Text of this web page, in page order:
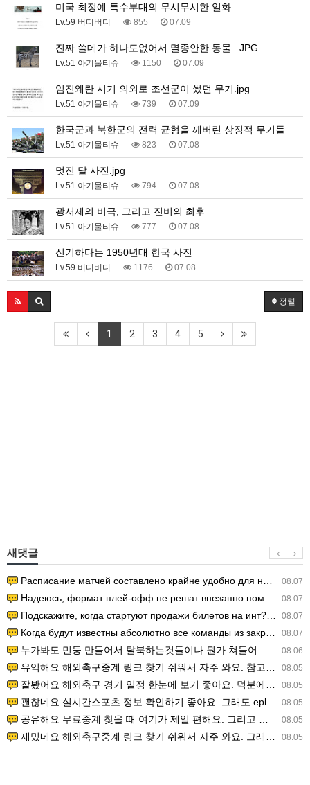
미국 최정예 특수부대의 무시무시한 일화
Lv.59 버디버디 855 07.09
진짜 쓸데가 하나도없어서 멸종안한 동물...JPG
Lv.51 아기물티슈 1150 07.09
임진왜란 시기 의외로 조선군이 썼던 무기.jpg
Lv.51 아기물티슈 739 07.09
한국군과 북한군의 전력 균형을 깨버린 상징적 무기들
Lv.51 아기물티슈 823 07.08
멋진 달 사진.jpg
Lv.51 아기물티슈 794 07.08
광서제의 비극, 그리고 진비의 최후
Lv.51 아기물티슈 777 07.08
신기하다는 1950년대 한국 사진
Lv.59 버디버디 1176 07.08
정렬
1 2 3 4 5
새댓글
08.07
Расписание матчей составлено крайне удобно для нашего часово…
08.07
Надеюсь, формат плей-офф не решат внезапно поменять. https:/…
08.07
Подскажите, когда стартуют продажи билетов на инт? https://g…
08.07
Когда будут известны абсолютно все команды из закрытых квали…
08.06
누가봐도 민둥 만들어서 탈북하는것들이나 뭔가 쳐들어오는 낌새를 미리 알아차리기 위함이지 저걸 전쟁준비라고 하…
08.05
유익해요 해외축구중계 링크 찾기 쉬워서 자주 와요. 참고로 무료스포츠중계 정보 확인할 때 출처 꼭 체크해요.…
08.05
잘봤어요 해외축구 경기 일정 한눈에 보기 좋아요. 덕분에 epl중계 볼 때 공식 중계 채널 먼저 찾아봐요. …
08.05
괜찮네요 실시간스포츠 정보 확인하기 좋아요. 그래도 epl중계 볼 때 공식 중계 채널 먼저 찾아봐요. 북마크…
08.05
공유해요 무료중계 찾을 때 여기가 제일 편해요. 그리고 무료스포츠중계 정보 확인할 때 출처 꼭 체크해요. 앞…
08.05
재밌네요 해외축구중계 링크 찾기 쉬워서 자주 와요. 그래서 해외축구중계도 정식 서비스로 봐야 안전해요. 다음…